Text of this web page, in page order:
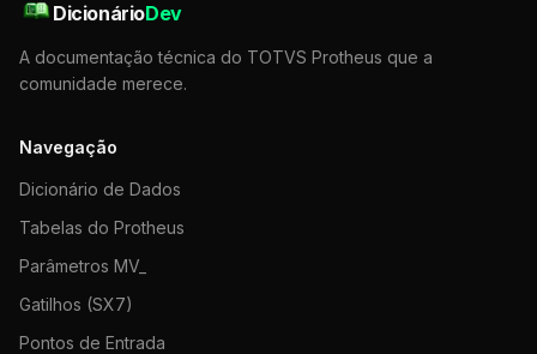
DicionárioDev
A documentação técnica do TOTVS Protheus que a
comunidade merece.
Navegação
Dicionário de Dados
Tabelas do Protheus
Parâmetros MV_
Gatilhos (SX7)
Pontos de Entrada